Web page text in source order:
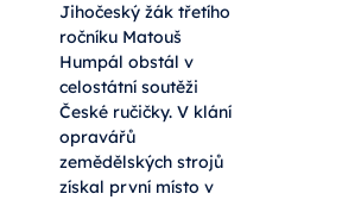
Jihočeský žák třetího
ročníku Matouš
Humpál obstál v
celostátní soutěži
České ručičky. V klání
opravářů
zemědělských strojů
získal první místo v